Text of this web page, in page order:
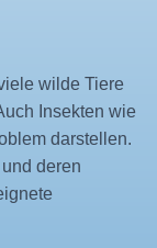
wilde Tiere
Insekten wie
darstellen.
deren